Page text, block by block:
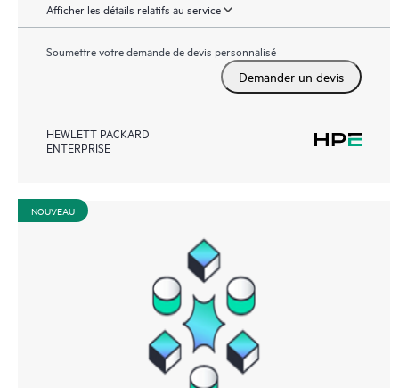
Afficher les détails relatifs au service
Soumettre votre demande de devis personnalisé
Demander un devis
HEWLETT PACKARD
ENTERPRISE
NOUVEAU